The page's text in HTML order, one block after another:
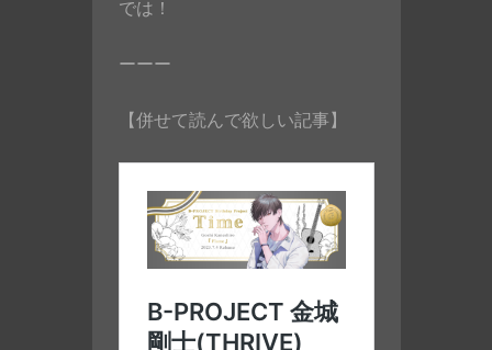
では！
ーーー
【併せて読んで欲しい記事】